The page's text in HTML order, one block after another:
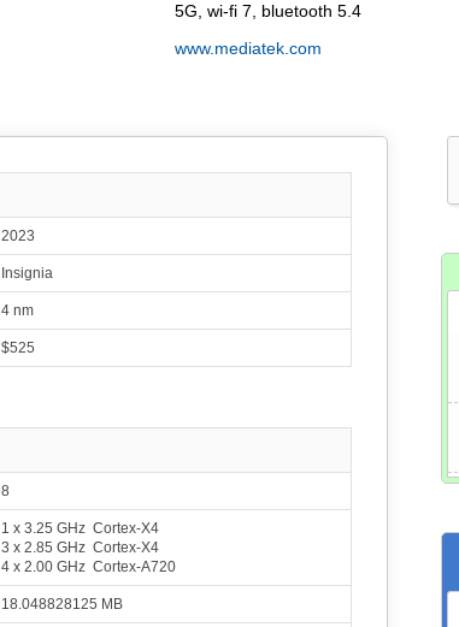
5G, wi-fi 7, bluetooth 5.4
www.mediatek.com
2023
Insignia
4 nm
$525
8
1 x 3.25 GHz Cortex-X4
3 x 2.85 GHz Cortex-X4
4 x 2.00 GHz Cortex-A720
18.048828125 MB